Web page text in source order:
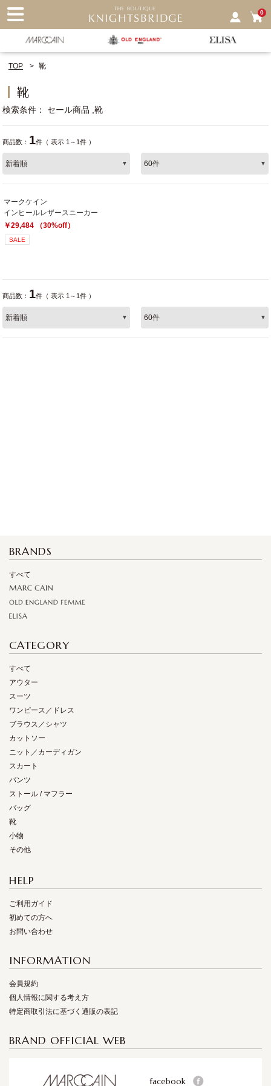
0
TOP 靴
靴
検索条件 セール商品 靴
商品数： 1件（ 表示 1～1件 ）
マークケイン
インヒールレザースニーカー
￥29,484 （30%off）
SALE
商品数： 1件（ 表示 1～1件 ）
BRANDS
すべて
CATEGORY
すべて
アウター
スーツ
ワンピース／ドレス
ブラウス／シャツ
カットソー
ニット／カーディガン
スカート
パンツ
ストール / マフラー
バッグ
靴
小物
その他
HELP
ご利用ガイド
初めての方へ
お問い合わせ
INFORMATION
会員規約
個人情報に関する考え方
特定商取引法に基づく通販の表記
BRAND OFFICIAL WEB
facebook